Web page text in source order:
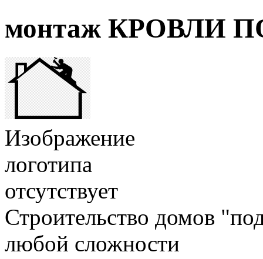
монтаж КРОВЛИ
Изображение
логотипа
отсутствует
Строительство домов
любой сложности